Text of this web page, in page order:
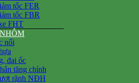
tốc FER
tốc FBR
FHT
nổi
đai ốc
tăng chỉnh
rãnh NĐH